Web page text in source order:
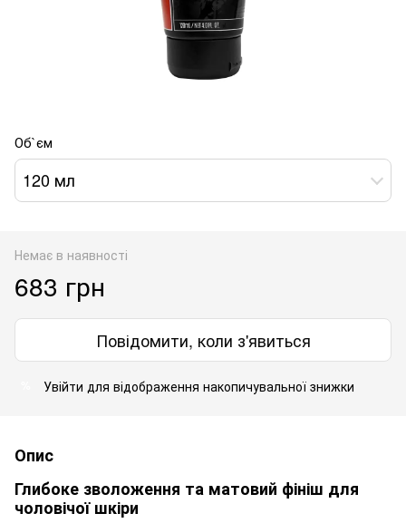
Об`єм
120 мл
Немає в наявності
683 грн
Повідомити, коли з'явиться
Увійти для відображення накопичувальної знижки
Опис
Глибоке зволоження та матовий фініш для
чоловічої шкіри